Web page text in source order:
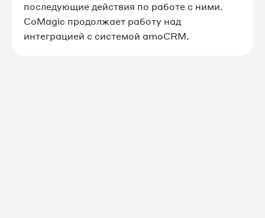
последующие действия по работе с ними.
CoMagic продолжает работу над
интеграцией с системой amoCRM.